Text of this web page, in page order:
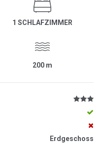
1 SCHLAFZIMMER
200 m
Erdgeschoss